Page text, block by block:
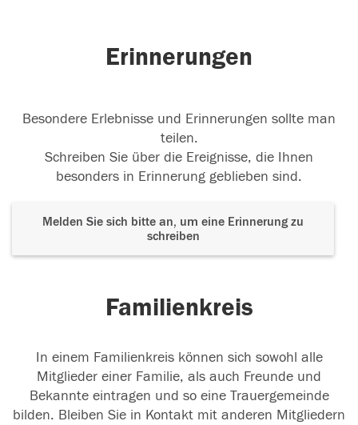
Erinnerungen
Besondere Erlebnisse und Erinnerungen sollte man
teilen.
Schreiben Sie über die Ereignisse, die Ihnen
besonders in Erinnerung geblieben sind.
Melden Sie sich bitte an, um eine Erinnerung zu
schreiben
Familienkreis
In einem Familienkreis können sich sowohl alle
Mitglieder einer Familie, als auch Freunde und
Bekannte eintragen und so eine Trauergemeinde
bilden. Bleiben Sie in Kontakt mit anderen Mitgliedern